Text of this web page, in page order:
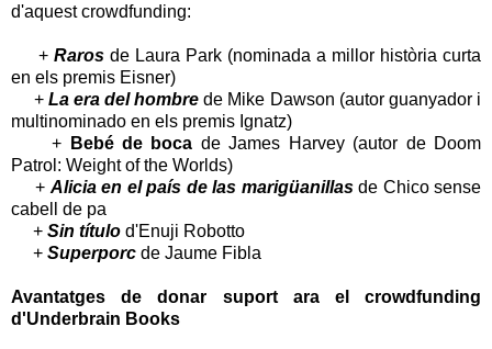
d'aquest crowdfunding:
+ Raros de Laura Park (nominada a millor història curta
en els premis Eisner)
+ La era del hombre de Mike Dawson (autor guanyador i
multinominado en els premis Ignatz)
+
Bebé de boca de James Harvey (autor de Doom
Patrol: Weight of the Worlds)
+ Alicia en el país de las marigüanillasde Chico sense
cabell de pa
+ Sin título d'Enuji Robotto
+ Superporc de Jaume Fibla
Avantatges de donar suport ara el crowdfunding
d'Underbrain Books